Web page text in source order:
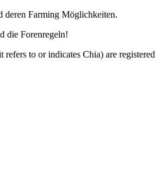
deren Farming Möglichkeiten.
die Forenregeln!
to or indicates Chia) are registered